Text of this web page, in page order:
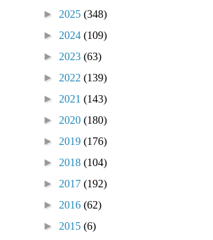
► 2025 (348)
► 2024 (109)
► 2023 (63)
► 2022 (139)
► 2021 (143)
► 2020 (180)
► 2019 (176)
► 2018 (104)
► 2017 (192)
► 2016 (62)
► 2015 (6)